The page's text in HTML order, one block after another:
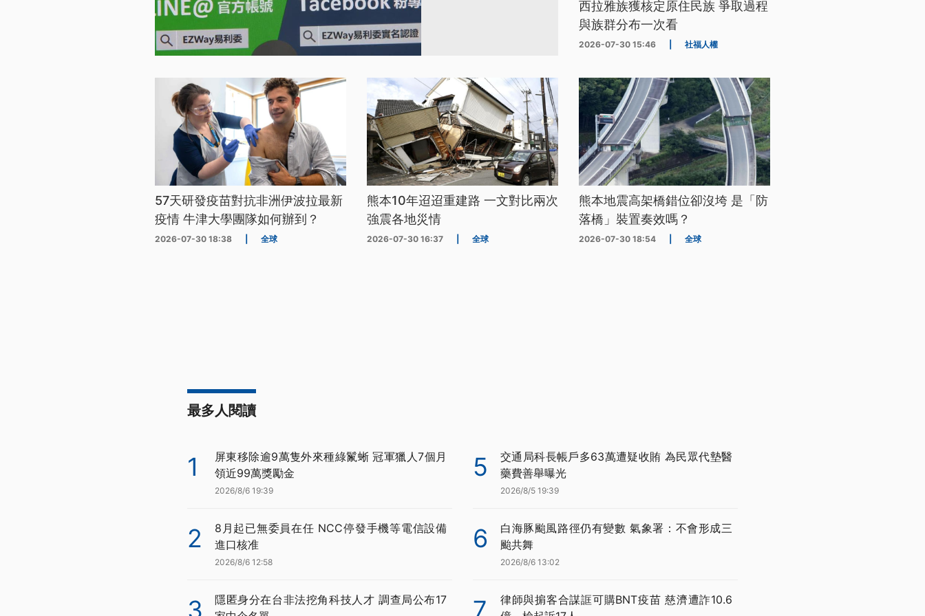
西拉雅族獲核定原住民族 爭取過程
與族群分布一次看
2026-07-30 15:46 社福人權
57天研發疫苗對抗非洲伊波拉最新
疫情 牛津大學團隊如何辦到？
2026-07-30 18:38 全球
熊本10年迢迢重建路 一文對比兩次
強震各地災情
2026-07-30 16:37 全球
熊本地震高架橋錯位卻沒垮 是「防
落橋」裝置奏效嗎？
2026-07-30 18:54 全球
最多人閱讀
1
屏東移除逾9萬隻外來種綠鬣蜥 冠軍獵人7個月
領近99萬獎勵金
2026/8/6 19:39
2
8月起已無委員在任 NCC停發手機等電信設備
進口核准
2026/8/6 12:58
3
隱匿身分在台非法挖角科技人才 調查局公布17
5
交通局科長帳戶多63萬遭疑收賄 為民眾代墊醫
藥費善舉曝光
2026/8/5 19:39
6
白海豚颱風路徑仍有變數 氣象署：不會形成三
颱共舞
2026/8/6 13:02
7
律師與掮客合謀誆可購BNT疫苗 慈濟遭詐10.6